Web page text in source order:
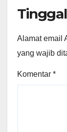
Alamat email
yang wajib
Komentar *